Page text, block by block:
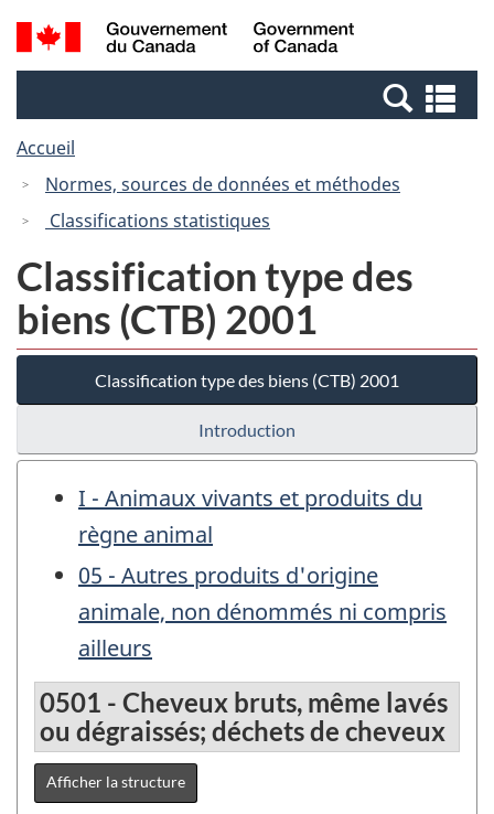
Passer
au
Passer
à
Canada
Recherche
et
et
Accueil
Normes, sources de données et méthodes
Classifications statistiques
Classification type des
biens (CTB) 2001
Classification type des biens (CTB) 2001
Introduction
I - Animaux vivants et produits du
règne animal
05 - Autres produits d'origine
animale, non dénommés ni compris
ailleurs
0501 - Cheveux bruts, même lavés
ou dégraissés; déchets de cheveux
Afficher la structure